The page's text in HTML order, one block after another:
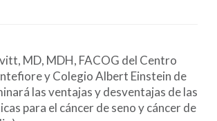
MD, MDH, FACOG del Centro
y Colegio Albert Einstein de
las ventajas y desventajas de las
para el cáncer de seno y cáncer de